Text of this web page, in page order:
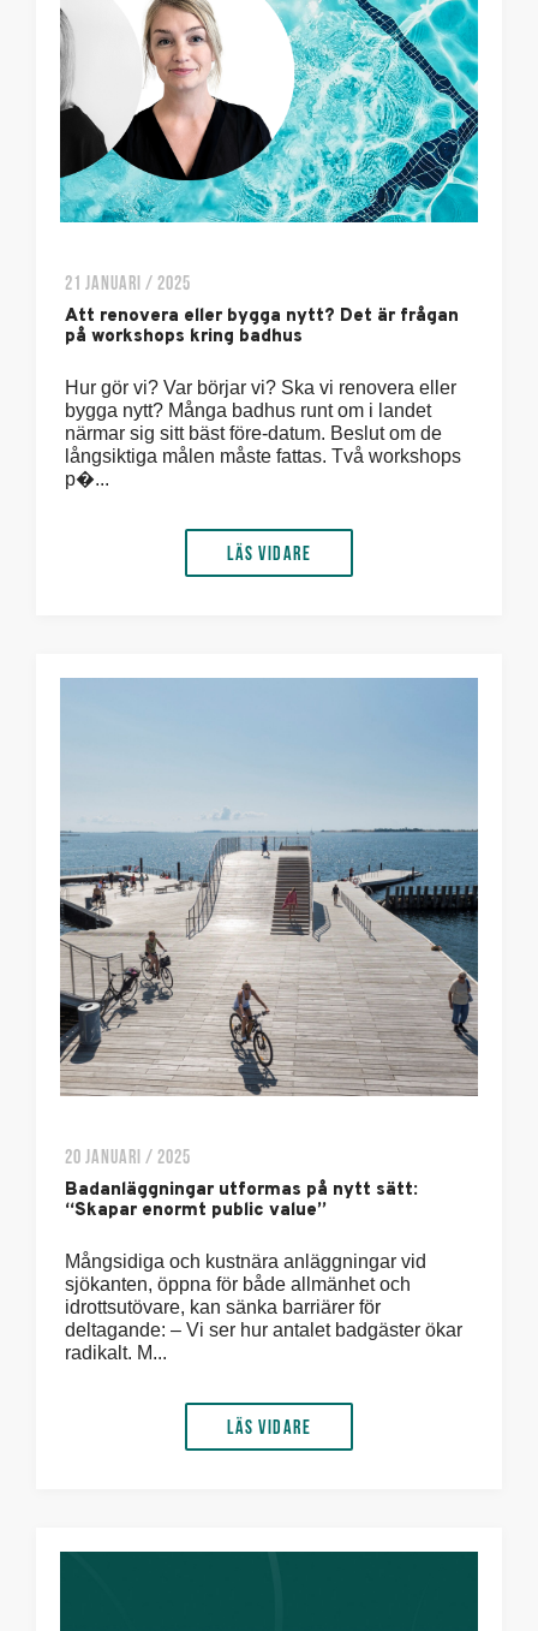
21 JANUARI / 2025
Att renovera eller bygga nytt? Det är frågan
på workshops kring badhus
Hur gör vi? Var börjar vi? Ska vi renovera eller
bygga nytt? Många badhus runt om i landet
närmar sig sitt bäst före-datum. Beslut om de
långsiktiga målen måste fattas. Två workshops
p�...
Läs vidare
20 JANUARI / 2025
Badanläggningar utformas på nytt sätt:
“Skapar enormt public value”
Mångsidiga och kustnära anläggningar vid
sjökanten, öppna för både allmänhet och
idrottsutövare, kan sänka barriärer för
deltagande: – Vi ser hur antalet badgäster ökar
radikalt. M...
Läs vidare